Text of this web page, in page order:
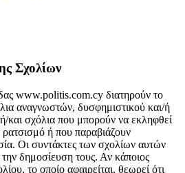
Σχολίων
www.politis.com.cy διατηρούν το
αναγνωστών, δυσφημιστικού και/ή
και σχόλια που μπορούν να εκληφθεί
ρατσισμό ή που παραβιάζουν
Οι συντάκτες των σχολίων αυτών
δημοσίευση τους. Αν κάποιος
το οποίο αφαιρείται, θεωρεί ότι